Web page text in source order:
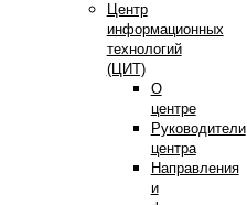
Центр
информационных
технологий
(ЦИТ)
О
центре
Руководители
центра
Направления
и